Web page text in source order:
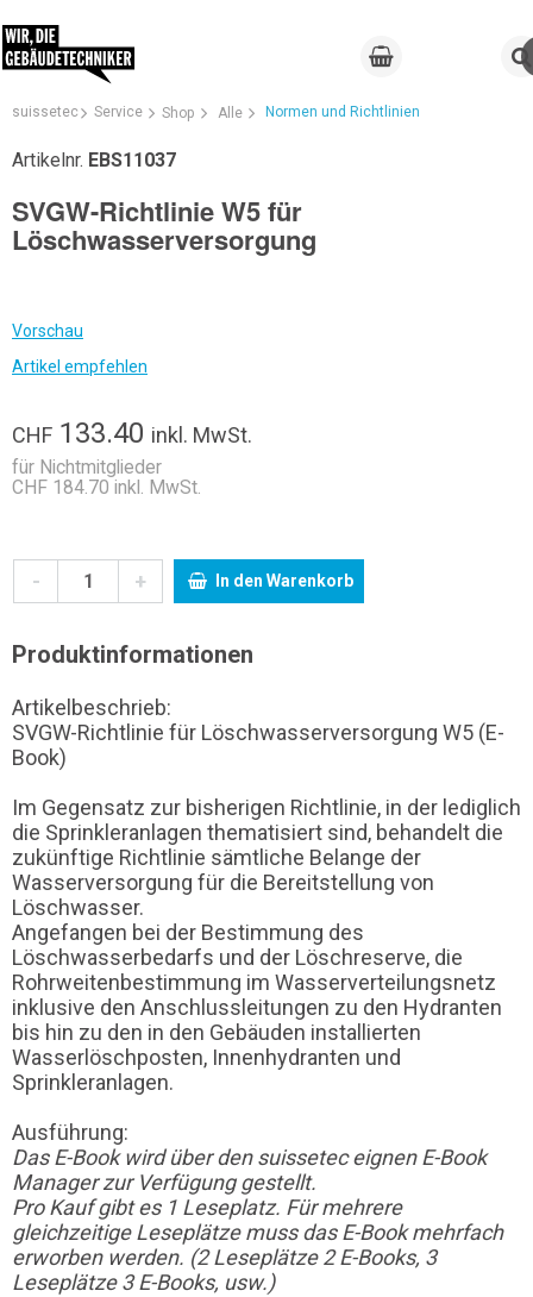
suissetec Service Shop Alle Normen und Richtlinien
Artikelnr. EBS11037
SVGW-Richtlinie W5 für
Löschwasserversorgung
Vorschau
Artikel empfehlen
CHF 133.40 inkl. MwSt.
für Nichtmitglieder
CHF 184.70 inkl. MwSt.
- + In den Warenkorb
Produktinformationen
Artikelbeschrieb:
SVGW-Richtlinie für Löschwasserversorgung W5 (E-
Book)
Im Gegensatz zur bisherigen Richtlinie, in der lediglich
die Sprinkleranlagen thematisiert sind, behandelt die
zukünftige Richtlinie sämtliche Belange der
Wasserversorgung für die Bereitstellung von
Löschwasser.
Angefangen bei der Bestimmung des
Löschwasserbedarfs und der Löschreserve, die
Rohrweitenbestimmung im Wasserverteilungsnetz
inklusive den Anschlussleitungen zu den Hydranten
bis hin zu den in den Gebäuden installierten
Wasserlöschposten, Innenhydranten und
Sprinkleranlagen.
Ausführung:
Das E-Book wird über den suissetec eignen E-Book
Manager zur Verfügung gestellt.
Pro Kauf gibt es 1 Leseplatz. Für mehrere
gleichzeitige Leseplätze muss das E-Book mehrfach
erworben werden. (2 Leseplätze 2 E-Books, 3
Leseplätze 3 E-Books, usw.)